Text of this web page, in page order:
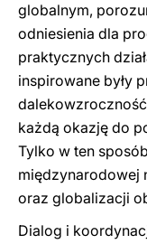
globalnym,
odniesienia dla
praktycznych
inspirowane były
każdą okazję do
Tylko w ten
międzynarodowej
oraz globalizacji
Dialog i